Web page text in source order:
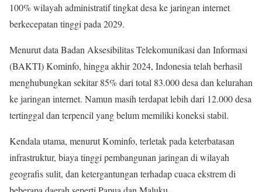
100% wilayah administratif tingkat desa ke jaringan internet
berkecepatan tinggi pada 2029.
Menurut data Badan Aksesibilitas Telekomunikasi dan Informasi
(BAKTI) Kominfo, hingga akhir 2024, Indonesia telah berhasil
menghubungkan sekitar 85% dari total 83.000 desa dan kelurahan
ke jaringan internet. Namun masih terdapat lebih dari 12.000 desa
tertinggal dan terpencil yang belum memiliki koneksi stabil.
Kendala utama, menurut Kominfo, terletak pada keterbatasan
infrastruktur, biaya tinggi pembangunan jaringan di wilayah
geografis sulit, dan ketergantungan terhadap cuaca ekstrem di